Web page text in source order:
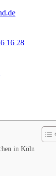
16 28
in Köln